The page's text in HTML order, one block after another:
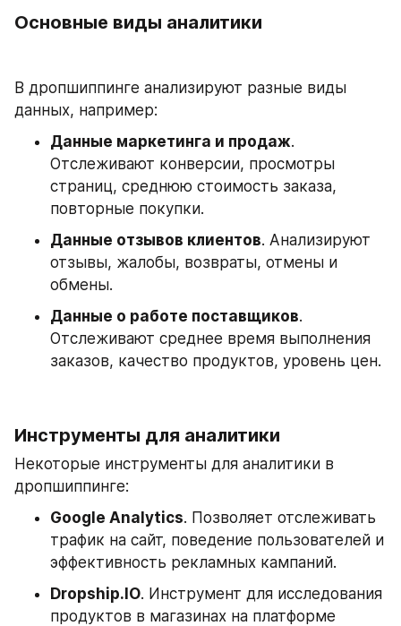
Основные виды аналитики
В дропшиппинге анализируют разные виды
данных, например:
Данные маркетинга и продаж.
Отслеживают конверсии, просмотры
страниц, среднюю стоимость заказа,
повторные покупки.
Данные отзывов клиентов. Анализируют
отзывы, жалобы, возвраты, отмены и
обмены.
Данные о работе поставщиков.
Отслеживают среднее время выполнения
заказов, качество продуктов, уровень цен.
Инструменты для аналитики
Некоторые инструменты для аналитики в
дропшиппинге:
Google Analytics. Позволяет отслеживать
трафик на сайт, поведение пользователей и
эффективность рекламных кампаний.
Dropship.IO. Инструмент для исследования
продуктов в магазинах на платформе